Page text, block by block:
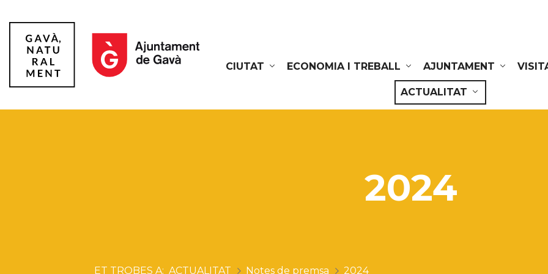
CIUTAT
ECONOMIA I TREBALL AJUNTAMENT
ACTUALITAT
2024
ACTUALITAT Notes de premsa 2024